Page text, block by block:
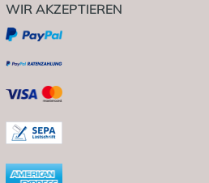
WIR AKZEPTIEREN